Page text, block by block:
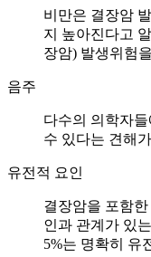
비만은 결장암
지 높아진다고
장암) 발생위험
음주
다수의 의학자
수 있다는 견해
유전적 요인
결장암을 포함
인과 관계가 있
5%는 명확히 유